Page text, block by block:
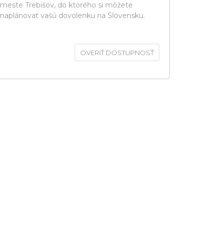
meste Trebišov, do ktorého si môžete
naplánovať vašú dovolenku na Slovensku.
OVERIŤ DOSTUPNOSŤ